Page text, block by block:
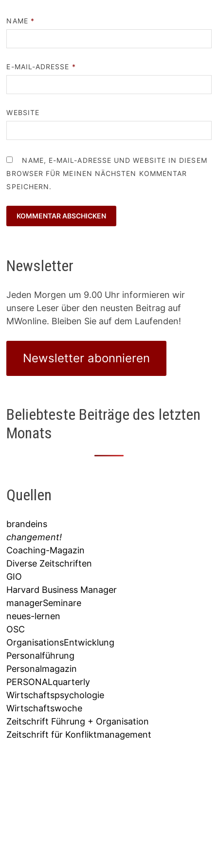
NAME *
E-MAIL-ADRESSE *
WEBSITE
NAME, E-MAIL-ADRESSE UND WEBSITE IN DIESEM
BROWSER FÜR MEINEN NÄCHSTEN KOMMENTAR
SPEICHERN.
Newsletter
Jeden Morgen um 9.00 Uhr informieren wir
unsere Leser über den neusten Beitrag auf
MWonline. Bleiben Sie auf dem Laufenden!
Newsletter abonnieren
Beliebteste Beiträge des letzten
Monats
Quellen
brandeins
changement!
Coaching-Magazin
Diverse Zeitschriften
GIO
Harvard Business Manager
managerSeminare
neues-lernen
OSC
OrganisationsEntwicklung
Personalführung
Personalmagazin
PERSONALquarterly
Wirtschaftspsychologie
Wirtschaftswoche
Zeitschrift Führung + Organisation
Zeitschrift für Konfliktmanagement